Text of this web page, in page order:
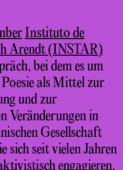
Instituto de
Arendt (INSTAR)
bei dem es um
als Mittel zur
und zur
Veränderungen in
Gesellschaft
sich seit vielen Jahren
engagieren,